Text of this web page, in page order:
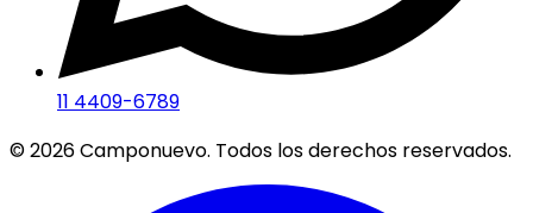
11 4409-6789
©2026Camponuevo. Todos los derechos reservados.